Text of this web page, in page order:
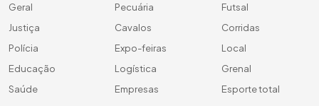
Geral
Justiça
Polícia
Educação
Saúde
Pecuária
Cavalos
Expo-feiras
Logística
Empresas
Futsal
Corridas
Local
Grenal
Esporte total